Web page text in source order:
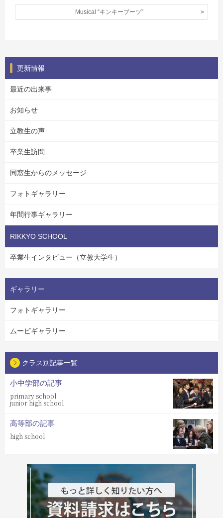
Musical “キンキーブーツ”
更新情報
最近の出来事
お知らせ
立教生の声
卒業生訪問
同窓生からのメッセージ
フォトギャラリー
年間行事ギャラリー
RIKKYO SCHOOL
卒業生インタビュー（立教大学生）
ギャラリー
フォトギャラリー
ムービギャラリー
クラス別記事一覧
小中学部の記事
primary school
junior high school
高等部の記事
high school